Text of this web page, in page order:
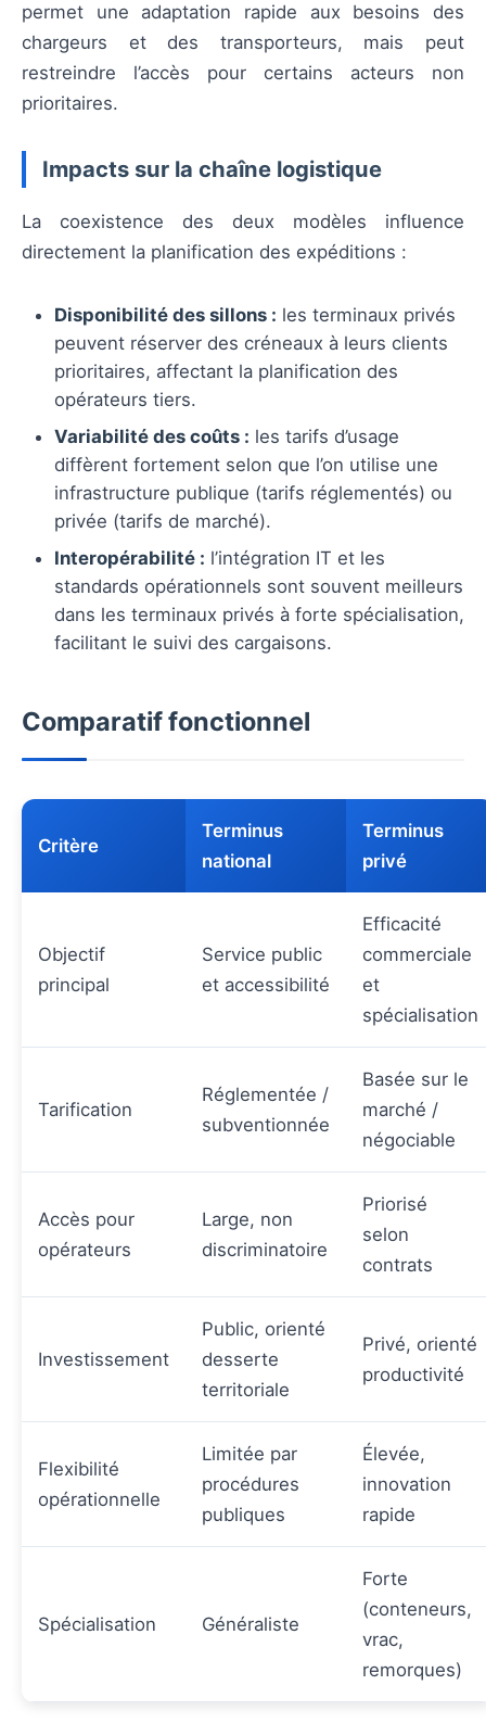
permet une adaptation rapide aux besoins des
chargeurs et des transporteurs, mais peut
restreindre l’accès pour certains acteurs non
prioritaires.
Impacts sur la chaîne logistique
La coexistence des deux modèles influence
directement la planification des expéditions :
Disponibilité des sillons : les terminaux privés
peuvent réserver des créneaux à leurs clients
prioritaires, affectant la planification des
opérateurs tiers.
Variabilité des coûts : les tarifs d’usage
diffèrent fortement selon que l’on utilise une
infrastructure publique (tarifs réglementés) ou
privée (tarifs de marché).
Interopérabilité : l’intégration IT et les
standards opérationnels sont souvent meilleurs
dans les terminaux privés à forte spécialisation,
facilitant le suivi des cargaisons.
Comparatif fonctionnel
Critère
Terminus
national
Terminus
privé
Objectif
principal
Service public
et accessibilité
Efficacité
commerciale
et
spécialisation
Tarification
Réglementée /
subventionnée
Basée sur le
marché /
négociable
Accès pour
opérateurs
Large, non
discriminatoire
Priorisé
selon
contrats
Investissement
Public, orienté
desserte
territoriale
Privé, orienté
productivité
Flexibilité
opérationnelle
Limitée par
procédures
publiques
Élevée,
innovation
rapide
Spécialisation Généraliste
Forte
(conteneurs,
vrac,
remorques)